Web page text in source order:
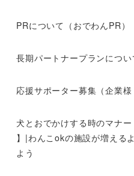
PRについて（おでわんPR）
長期パートナープランについ
応援サポーター募集（企業様
犬とおでかけする時のマナ
】|わんこokの施設が増える
よう